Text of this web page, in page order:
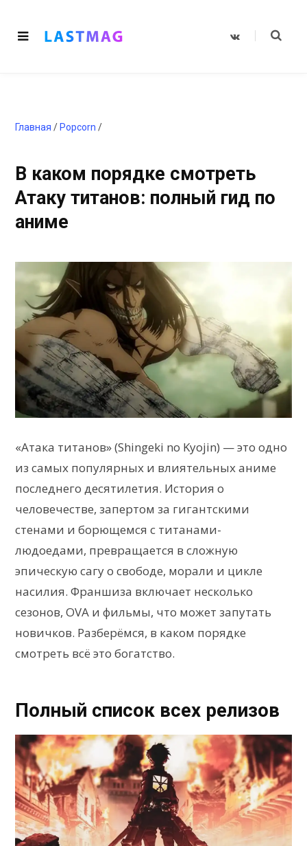
V
Главная / Popcorn /
В каком порядке смотреть
Атаку титанов: полный гид по
аниме
«Атака титанов» (Shingeki no Kyojin) — это одно
из самых популярных и влиятельных аниме
последнего десятилетия. История о
человечестве, запертом за гигантскими
стенами и борющемся с титанами-
людоедами, превращается в сложную
эпическую сагу о свободе, морали и цикле
насилия. Франшиза включает несколько
сезонов, OVA и фильмы, что может запутать
новичков. Разберёмся, в каком порядке
смотреть всё это богатство.
Полный список всех релизов